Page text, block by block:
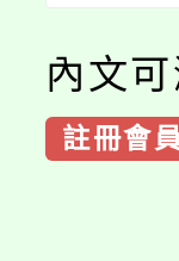
內文可
註冊會員